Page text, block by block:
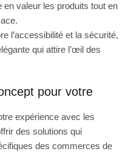
en valeur les produits tout en
l’accessibilité et la sécurité,
qui attire l’œil des
pour votre
expérience avec les
des solutions qui
des commerces de